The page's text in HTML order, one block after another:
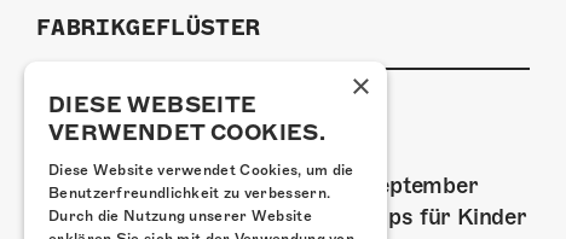
FABRIKGEFLÜSTER
Spray dein eigenes Graffiti! Im September
führen wir zwei Graffiti-Workshops für Kinder
×
DIESE WEBSEITE
VERWENDET COOKIES.
Diese Website verwendet Cookies, um die
Benutzerfreundlichkeit zu verbessern.
Durch die Nutzung unserer Website